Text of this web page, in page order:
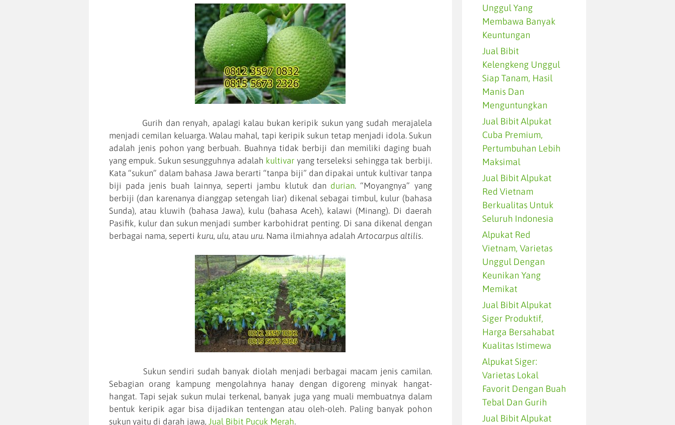
Gurih dan renyah, apalagi kalau bukan keripik sukun yang sudah merajalela
menjadi cemilan keluarga. Walau mahal, tapi keripik sukun tetap menjadi idola. Sukun
adalah jenis pohon yang berbuah. Buahnya tidak berbiji dan memiliki daging buah
yang empuk. Sukun sesungguhnya adalah kultivar yang terseleksi sehingga tak berbiji.
Kata “sukun” dalam bahasa Jawa berarti “tanpa biji” dan dipakai untuk kultivar tanpa
biji pada jenis buah lainnya, seperti jambu klutuk dan durian. “Moyangnya” yang
berbiji (dan karenanya dianggap setengah liar) dikenal sebagai timbul, kulur (bahasa
Sunda), atau kluwih (bahasa Jawa), kulu (bahasa Aceh), kalawi (Minang). Di daerah
Pasifik, kulur dan sukun menjadi sumber karbohidrat penting. Di sana dikenal dengan
berbagai nama, seperti kuru, ulu, atau uru. Nama ilmiahnya adalah Artocarpus altilis.
Sukun sendiri sudah banyak diolah menjadi berbagai macam jenis camilan.
Sebagian orang kampung mengolahnya hanay dengan digoreng minyak hangat-
hangat. Tapi sejak sukun mulai terkenal, banyak juga yang muali membuatnya dalam
bentuk keripik agar bisa dijadikan tentengan atau oleh-oleh. Paling banyak pohon
sukun yaitu di darah jawa, Jual Bibit Pucuk Merah.
Unggul Yang
Membawa Banyak
Keuntungan
Jual Bibit
Kelengkeng Unggul
Siap Tanam, Hasil
Manis Dan
Menguntungkan
Jual Bibit Alpukat
Cuba Premium,
Pertumbuhan Lebih
Maksimal
Jual Bibit Alpukat
Red Vietnam
Berkualitas Untuk
Seluruh Indonesia
Alpukat Red
Vietnam, Varietas
Unggul Dengan
Keunikan Yang
Memikat
Jual Bibit Alpukat
Siger Produktif,
Harga Bersahabat
Kualitas Istimewa
Alpukat Siger:
Varietas Lokal
Favorit Dengan Buah
Tebal Dan Gurih
Jual Bibit Alpukat